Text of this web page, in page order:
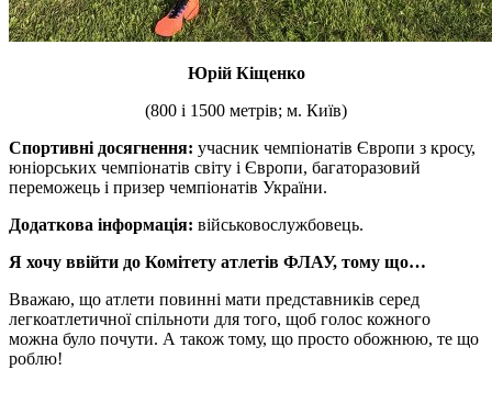
Юрій Кіщенко
(800 і 1500 метрів; м. Київ)
Спортивні досягнення: учасник чемпіонатів Європи з кросу,
юніорських чемпіонатів світу і Європи, багаторазовий
переможець і призер чемпіонатів України.
Додаткова інформація: військовослужбовець.
Я хочу ввійти до Комітету атлетів ФЛАУ, тому що…
Вважаю, що атлети повинні мати представників серед
легкоатлетичної спільноти для того, щоб голос кожного
можна було почути. А також тому, що просто обожнюю, те що
роблю!